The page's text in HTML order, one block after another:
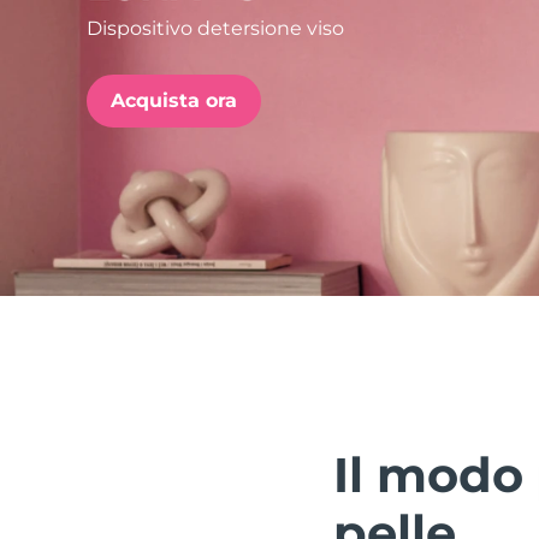
Dispositivo detersione viso
Acquista ora
Il
issa™ Teeth Whitening Set
FAQ™ Dual LED Panel
POPOLARE